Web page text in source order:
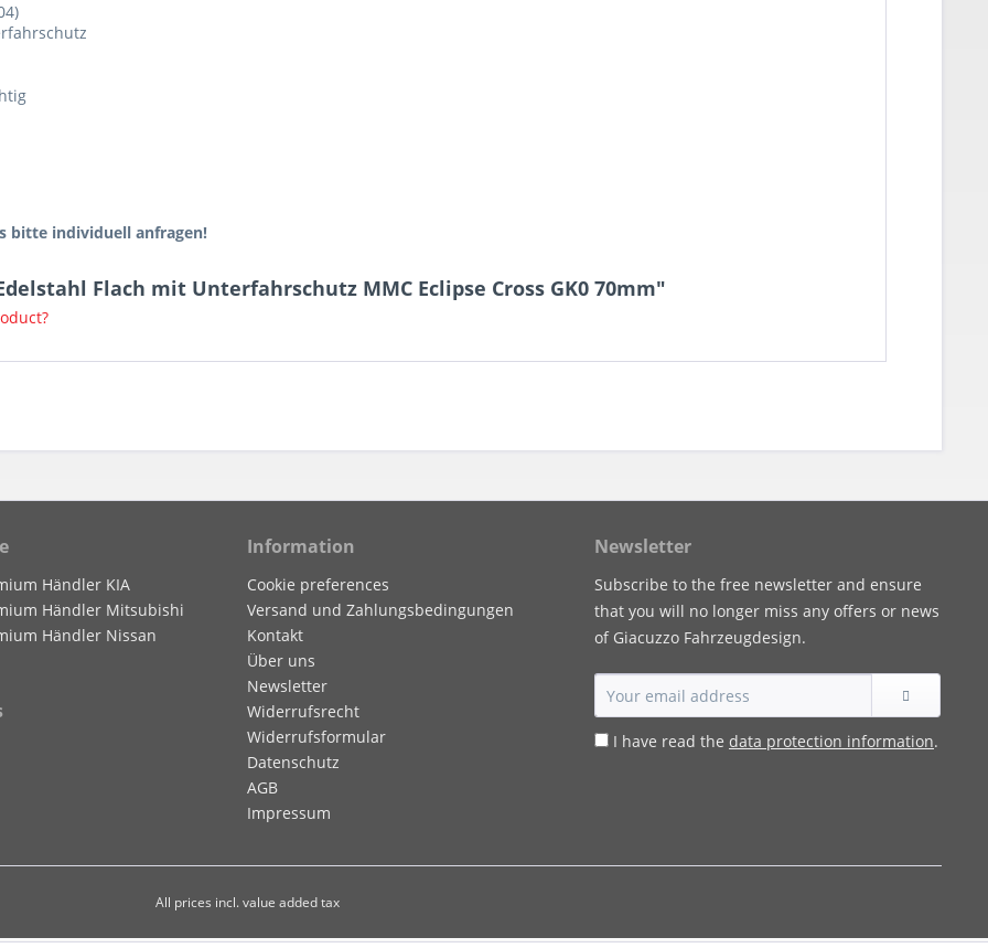
bitte individuell anfragen!
Flach mit Unterfahrschutz MMC Eclipse Cross GK0 70mm"
Händler KIA
Händler Mitsubishi
Händler Nissan
Information
Cookie preferences
Versand und Zahlungsbedingungen
Kontakt
Über uns
Newsletter
Widerrufsrecht
Widerrufsformular
Datenschutz
AGB
Impressum
Newsletter
Subscribe to the free newsletter and ensure
that you will no longer miss any offers or news
of Giacuzzo Fahrzeugdesign.
I have read the data protection information.
All prices incl. value added tax